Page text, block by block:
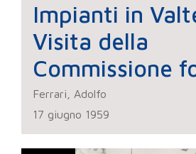
Impianti in
Visita della
Commissione
Ferrari, Adolfo
17 giugno 1959